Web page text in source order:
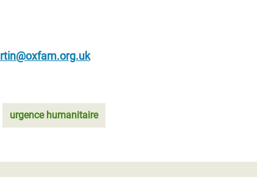
urgence humanitaire